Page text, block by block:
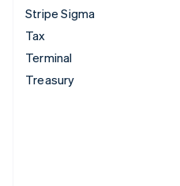
Stripe Sigma
Tax
Terminal
Treasury